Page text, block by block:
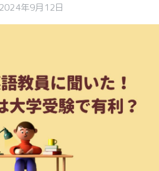
2024年9月12日